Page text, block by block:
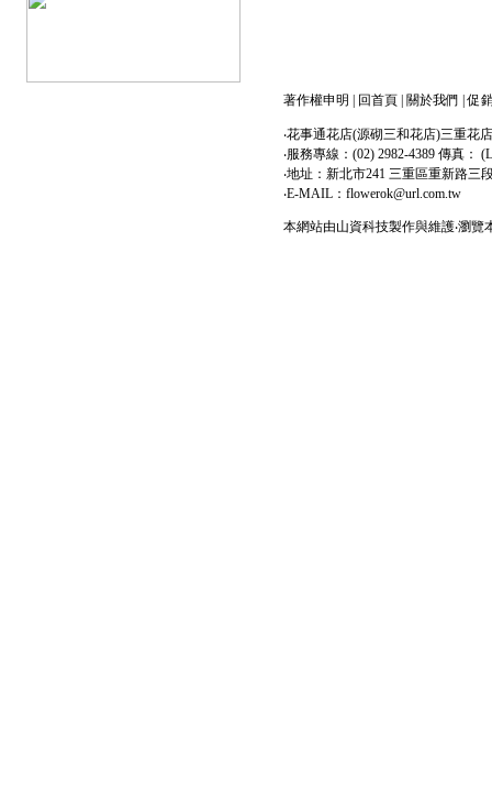
著作權申明 回首頁 關於我們 |促
‧花事通花店(源砌三和花店)三重花
‧服務專線：(02) 2982-4389 傳真：
‧地址：新北市241 三重區重新路三
‧E-MAIL：flowerok@url.com.tw
本網站由山資科技製作與維護‧瀏覽